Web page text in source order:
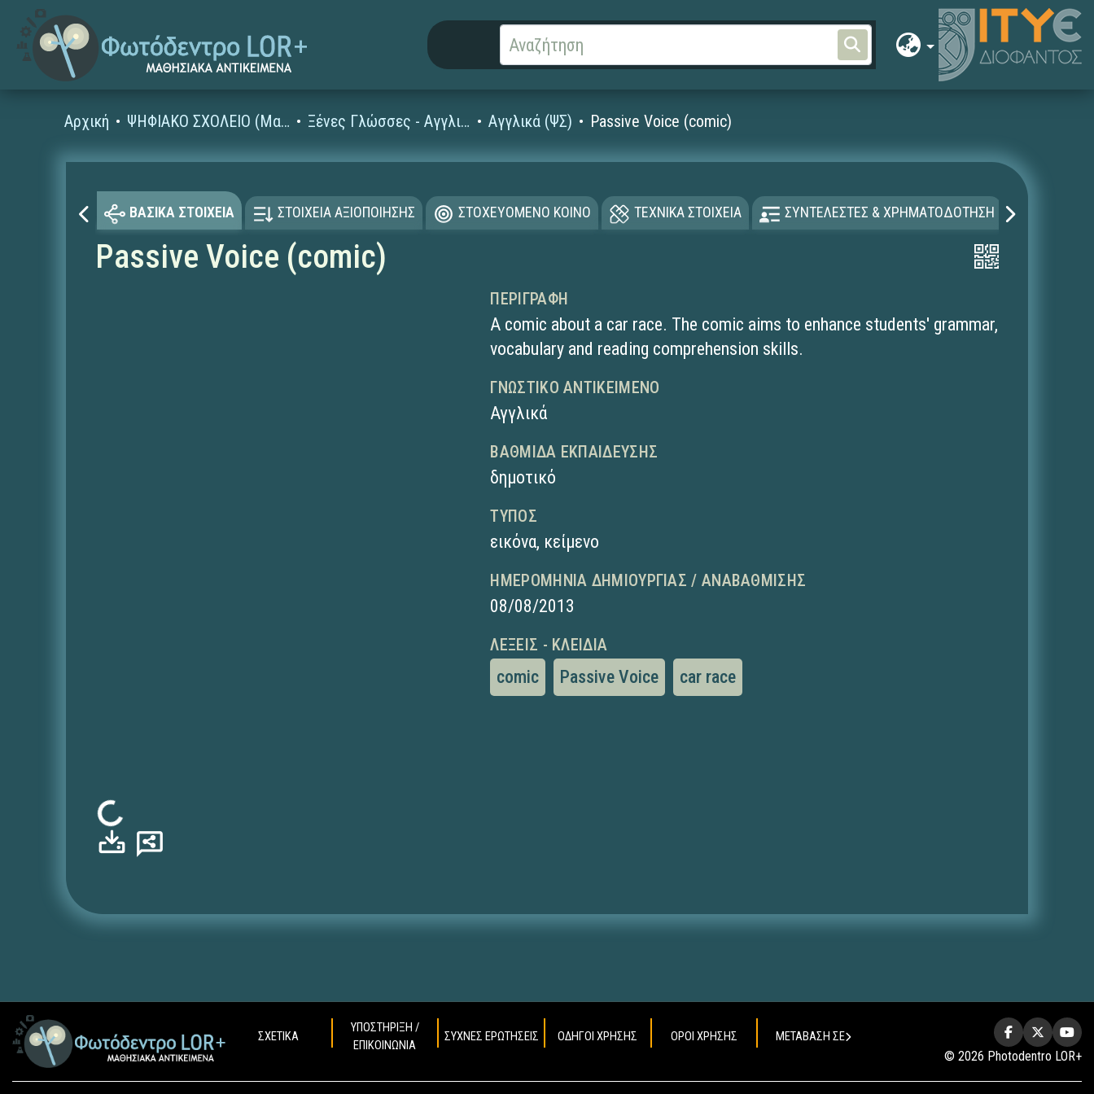
Αρχική ΨΗΦΙΑΚΟ ΣΧΟΛΕΙΟ (Μαθησιακά Αντικείμενα) Ξένες Γλώσσες - Αγγλικά Αγγλικά (ΨΣ) Passive Voice (comic)
ΒΑΣΙΚΑ ΣΤΟΙΧΕΙΑ ΣΤΟΙΧΕΙΑ ΑΞΙΟΠΟΙΗΣΗΣ ΣΤΟΧΕΥΟΜΕΝΟ ΚΟΙΝΟ ΤΕΧΝΙΚΑ ΣΤΟΙΧΕΙΑ ΣΥΝΤΕΛΕΣΤΕΣ & ΧΡΗΜΑΤΟΔΟΤΗΣΗ
Passive Voice (comic)
Φόρτωση...
ΠΕΡΙΓΡΑΦΉ
A comic about a car race. The comic aims to enhance students' grammar,
vocabulary and reading comprehension skills.
ΓΝΩΣΤΙΚΌ ΑΝΤΙΚΕΊΜΕΝΟ
Αγγλικά
ΒΑΘΜΊΔΑ ΕΚΠΑΊΔΕΥΣΗΣ
δημοτικό
ΤΎΠΟΣ
εικόνα, κείμενο
ΗΜΕΡΟΜΗΝΊΑ ΔΗΜΙΟΥΡΓΊΑΣ / ΑΝΑΒΆΘΜΙΣΗΣ
08/08/2013
ΛΈΞΕΙΣ - ΚΛΕΙΔΙΆ
comic Passive Voice car race
ΣΧΕΤΙΚΑ
ΥΠΟΣΤΗΡΙΞΗ /
ΕΠΙΚΟΙΝΩΝΙΑ
ΣΥΧΝΕΣ ΕΡΩΤΗΣΕΙΣ ΟΔΗΓΟΙ ΧΡΗΣΗΣ ΟΡΟΙ ΧΡΗΣΗΣ ΜΕΤΑΒΑΣΗ ΣΕ
© 2026 Photodentro LOR+